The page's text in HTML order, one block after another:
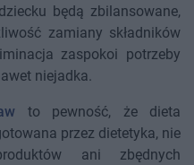
będą zbilansowane,
zamiany składników
zaspokoi potrzeby
niejadka.
to pewność, że dieta
przez dietetyka, nie
ani zbędnych